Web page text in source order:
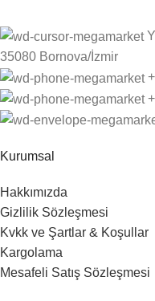
35080 Bornova/İzmir
Kurumsal
Hakkımızda
Gizlilik Sözleşmesi
Kvkk ve Şartlar & Koşullar
Kargolama
Mesafeli Satış Sözleşmesi